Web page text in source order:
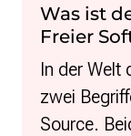
Was ist
Freier
In der Welt
zwei
Source.